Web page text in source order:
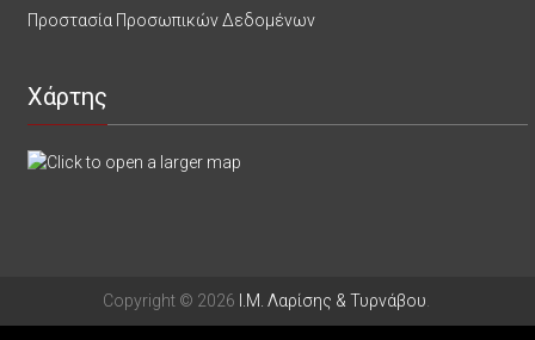
Προστασία Προσωπικών Δεδομένων
Χάρτης
Copyright © 2026 Ι.Μ. Λαρίσης & Τυρνάβου.